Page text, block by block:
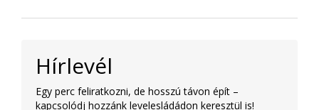
Hírlevél
Egy perc feliratkozni, de hosszú távon épít –
kapcsolódj hozzánk levelesládádon keresztül is!